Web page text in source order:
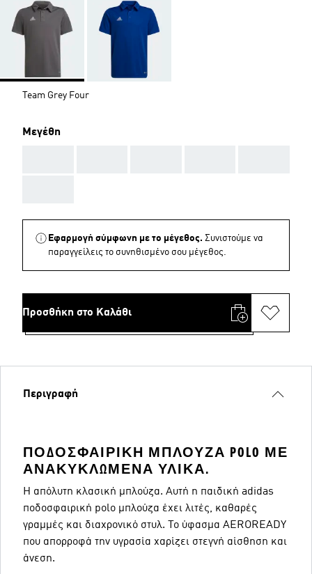
Team Grey Four
Μεγέθη
Εφαρμογή σύμφωνη με το μέγεθος. Συνιστούμε να
παραγγείλεις το συνηθισμένο σου μέγεθος.
Προσθήκη στο Καλάθι
Περιγραφή
ΠΟΔΟΣΦΑΙΡΙΚΉ ΜΠΛΟΎΖΑ POLO ΜΕ
ΑΝΑΚΥΚΛΩΜΈΝΑ ΥΛΙΚΆ.
Η απόλυτη κλασική μπλούζα. Αυτή η παιδική adidas
ποδοσφαιρική polo μπλούζα έχει λιτές, καθαρές
γραμμές και διαχρονικό στυλ. Το ύφασμα AEROREADY
που απορροφά την υγρασία χαρίζει στεγνή αίσθηση και
άνεση.